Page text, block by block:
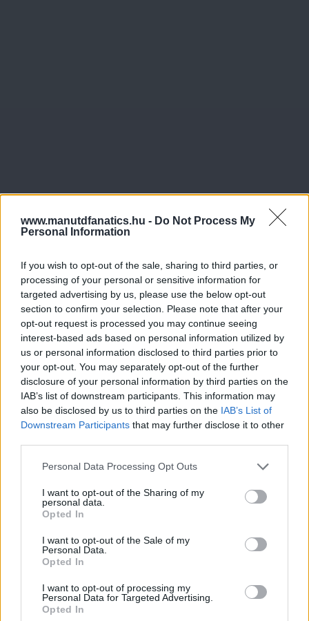
www.manutdfanatics.hu - Do Not Process My
Personal Information
If you wish to opt-out of the sale, sharing to third parties, or
processing of your personal or sensitive information for
targeted advertising by us, please use the below opt-out
section to confirm your selection. Please note that after your
opt-out request is processed you may continue seeing
interest-based ads based on personal information utilized by
us or personal information disclosed to third parties prior to
your opt-out. You may separately opt-out of the further
disclosure of your personal information by third parties on the
IAB’s list of downstream participants. This information may
also be disclosed by us to third parties on the IAB’s List of
Downstream Participants that may further disclose it to other
Please note that this website/app uses one or more Google
not limited to your visit or usage behaviour. You may click to
grant or deny consent to Google and its third-party tags to
use your data for below specified purposes in below Google
consent section.
Personal Data Processing Opt Outs
I want to opt-out of the Sharing of my
personal data.
Opted In
I want to opt-out of the Sale of my
Personal Data.
Opted In
I want to opt-out of processing my
Personal Data for Targeted Advertising.
Opted In